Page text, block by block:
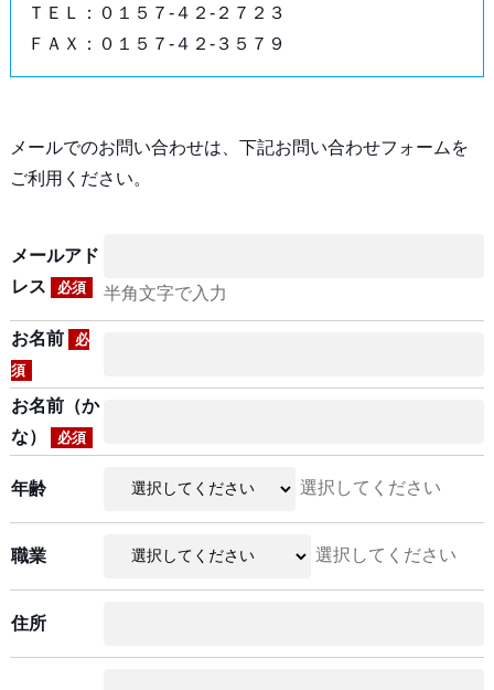
ＴＥＬ：０１５７-４２-２７２３
ＦＡＸ：０１５７-４２-３５７９
メールでのお問い合わせは、下記お問い合わせフォームを
ご利用ください。
メールアド
レス
必須 半角文字で入力
お名前
必
須
お名前（か
な）
必須
年齢 選択してください
職業 選択してください
住所